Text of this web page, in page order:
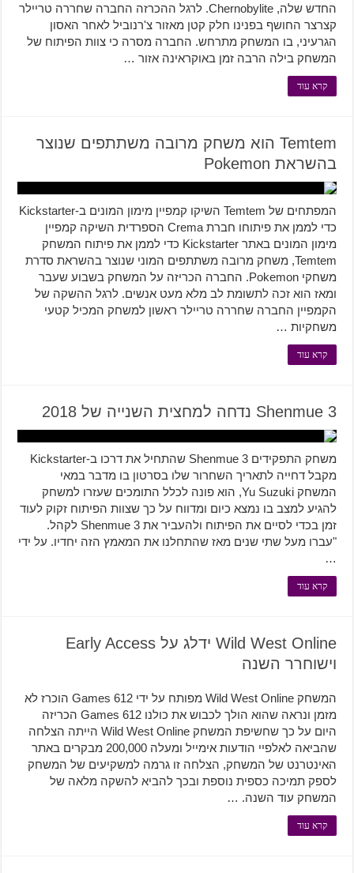
החדש שלה, Chernobylite. לרגל ההכרזה החברה שחררה טריילר
קצרצר החושף בפנינו חלק קטן מאזור צ'רנוביל לאחר האסון
הגרעיני, בו המשחק מתרחש. החברה מסרה כי צוות הפיתוח של
המשחק בילה הרבה זמן באוקראינה אזור …
קרא עוד
Temtem הוא משחק מרובה משתתפים שנוצר
בהשראת Pokemon
המפתחים של Temtem השיקו קמפיין מימון המונים ב-Kickstarter
כדי לממן את פיתוחו חברת Crema הספרדית השיקה קמפיין
מימון המונים באתר Kickstarter כדי לממן את פיתוח המשחק
Temtem, משחק מרובה משתתפים המוני שנוצר בהשראת סדרת
משחקי Pokemon. החברה הכריזה על המשחק בשבוע שעבר
ומאז הוא זכה לתשומת לב מלא מעט אנשים. לרגל ההשקה של
הקמפיין החברה שחררה טריילר ראשון למשחק המכיל קטעי
משחקיות …
קרא עוד
Shenmue 3 נדחה למחצית השנייה של 2018
משחק התפקידים Shenmue 3 שהתחיל את דרכו ב-Kickstarter
מקבל דחייה לתאריך השחרור שלו בסרטון בו מדבר במאי
המשחק Yu Suzuki, הוא פונה לכלל התומכים שעזרו למשחק
להגיע למצב בו נמצא כיום ומדווח על כך שצוות הפיתוח זקוק לעוד
זמן בכדי לסיים את הפיתוח ולהעביר את Shenmue 3 לקהל.
"עברו מעל שתי שנים מאז שהתחלנו את המאמץ הזה יחדיו. על ידי
…
קרא עוד
Wild West Online ידלג על Early Access
וישוחרר השנה
המשחק Wild West Online מפותח על ידי 612 Games הוכרז לא
מזמן ונראה שהוא הולך לכבוש את כולנו 612 Games הכריזה
היום על כך שחשיפת המשחק Wild West Online הייתה הצלחה
שהביאה לאלפיי הודעות אימייל ומעלה 200,000 מבקרים באתר
האינטרנט של המשחק, הצלחה זו גרמה למשקיעים של המשחק
לספק תמיכה כספית נוספת ובכך להביא להשקה מלאה של
המשחק עוד השנה. …
קרא עוד